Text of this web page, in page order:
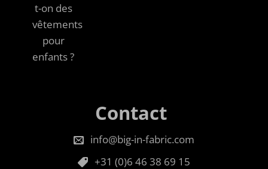
t-on des
vêtements
pour
enfants ?
Contact
info@big-in-fabric.com
+31 (0)6 46 38 69 15